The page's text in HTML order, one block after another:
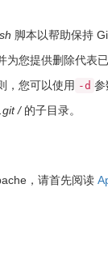
脚本以帮助保持
为您提供删除代表
，您可以使用 -d 参
.git /的子目录。
，请首先阅读